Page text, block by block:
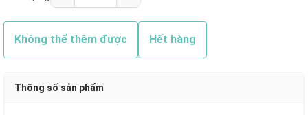
Không thể thêm được Hết hàng
Thông số sản phẩm